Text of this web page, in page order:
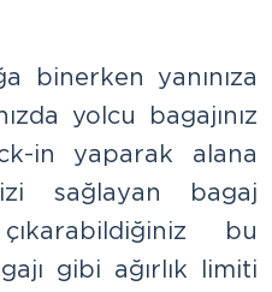
binerken yanınıza
yolcu bagajınız
in yaparak alana
sağlayan bagaj
bu
gibi ağırlık limiti